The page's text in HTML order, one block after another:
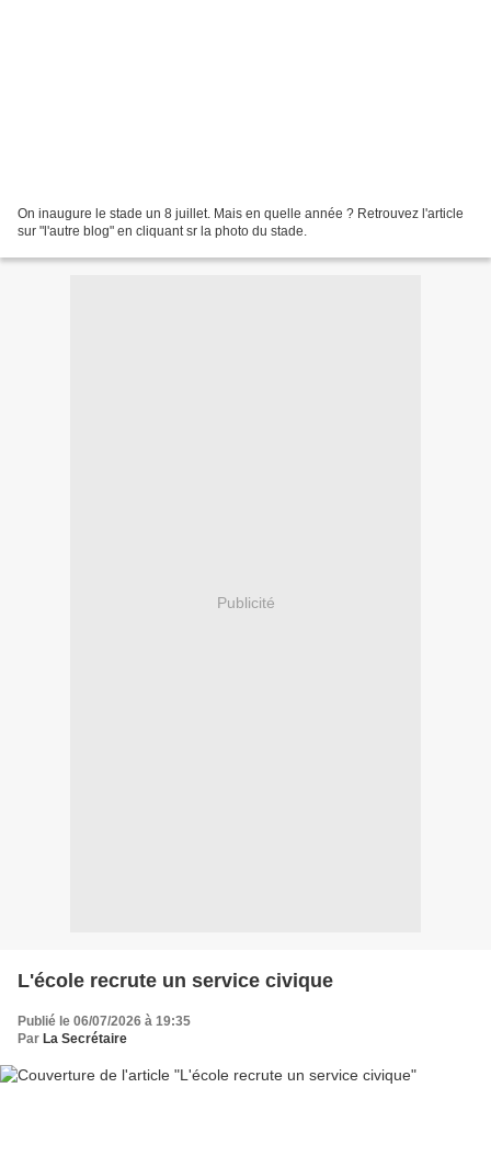
On inaugure le stade un 8 juillet. Mais en quelle année ? Retrouvez l'article
sur "l'autre blog" en cliquant sr la photo du stade.
Publicité
L'école recrute un service civique
Publié le 06/07/2026 à 19:35
Par La Secrétaire